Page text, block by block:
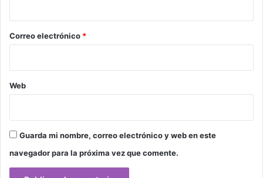
*
Correo electrónico *
Web
Guarda mi nombre, correo electrónico y web en este
navegador para la próxima vez que comente.